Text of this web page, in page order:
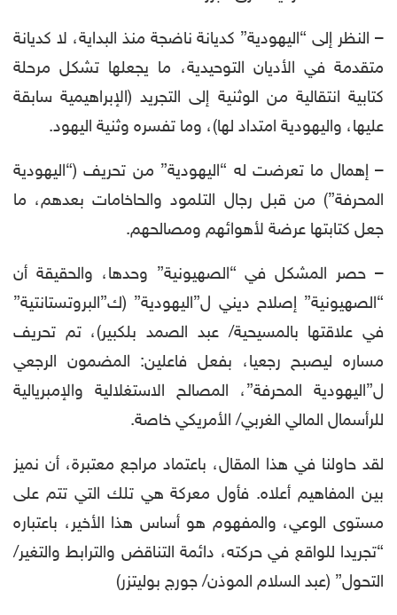
– النظر إلى “اليهودية” كديانة ناضجة منذ البداية، لا كديانة
متقدمة في الأديان التوحيدية، ما يجعلها تشكل مرحلة
كتابية انتقالية من الوثنية إلى التجريد (الإبراهيمية سابقة
عليها، واليهودية امتداد لها)، وما تفسره وثنية اليهود.
– إهمال ما تعرضت له “اليهودية” من تحريف (“اليهودية
المحرفة”) من قبل رجال التلمود والحاخامات بعدهم، ما
جعل كتابتها عرضة لأهوائهم ومصالحهم.
– حصر المشكل في “الصهيونية” وحدها، والحقيقة أن
“الصهيونية” إصلاح ديني ل”اليهودية” (ك”البروتستانتية”
في علاقتها بالمسيحية/ عبد الصمد بلكبير)، تم تحريف
مساره ليصبح رجعيا، بفعل فاعلين: المضمون الرجعي
ل”اليهودية المحرفة”، المصالح الاستغلالية والإمبريالية
للرأسمال المالي الغربي/ الأمريكي خاصة.
لقد حاولنا في هذا المقال، باعتماد مراجع معتبرة، أن نميز
بين المفاهيم أعلاه. فأول معركة هي تلك التي تتم على
مستوى الوعي، والمفهوم هو أساس هذا الأخير، باعتباره
“تجريدا للواقع في حركته، دائمة التناقض والترابط والتغير/
التحول” (عبد السلام الموذن/ جورج بوليتزر)